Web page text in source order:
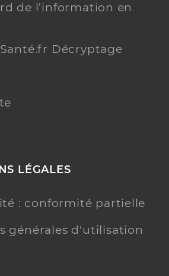
de l’information en
Décryptage
LÉGALES
: conformité partielle
générales d'utilisation